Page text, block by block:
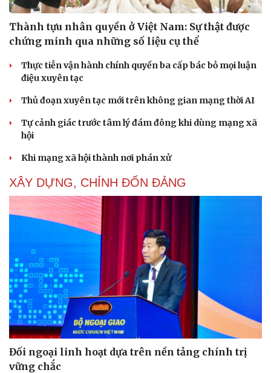
Cây thuốc
Nhi khoa
Nam khoa
Phòng mạch online
Ăn sạch sống khỏe
Blog
Văn hóa
Thành tựu nhân quyền ở Việt Nam: Sự thật được
chứng minh qua những số liệu cụ thể
Thực tiễn vận hành chính quyền ba cấp bác bỏ mọi luận
điệu xuyên tạc
Thủ đoạn xuyên tạc mới trên không gian mạng thời AI
Tự cảnh giác trước tâm lý đám đông khi dùng mạng xã
hội
Khi mạng xã hội thành nơi phán xử
XÂY DỰNG, CHỈNH ĐỐN ĐẢNG
Đối ngoại linh hoạt dựa trên nền tảng chính trị
vững chắc